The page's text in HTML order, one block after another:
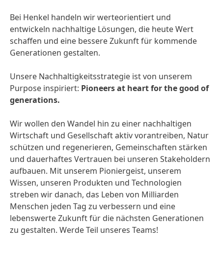
Bei Henkel handeln wir werteorientiert und
entwickeln nachhaltige Lösungen, die heute Wert
schaffen und eine bessere Zukunft für kommende
Generationen gestalten.
Unsere Nachhaltigkeitsstrategie ist von unserem
Purpose inspiriert: Pioneers at heart for the good of
generations.
Wir wollen den Wandel hin zu einer nachhaltigen
Wirtschaft und Gesellschaft aktiv vorantreiben, Natur
schützen und regenerieren, Gemeinschaften stärken
und dauerhaftes Vertrauen bei unseren Stakeholdern
aufbauen. Mit unserem Pioniergeist, unserem
Wissen, unseren Produkten und Technologien
streben wir danach, das Leben von Milliarden
Menschen jeden Tag zu verbessern und eine
lebenswerte Zukunft für die nächsten Generationen
zu gestalten. Werde Teil unseres Teams!